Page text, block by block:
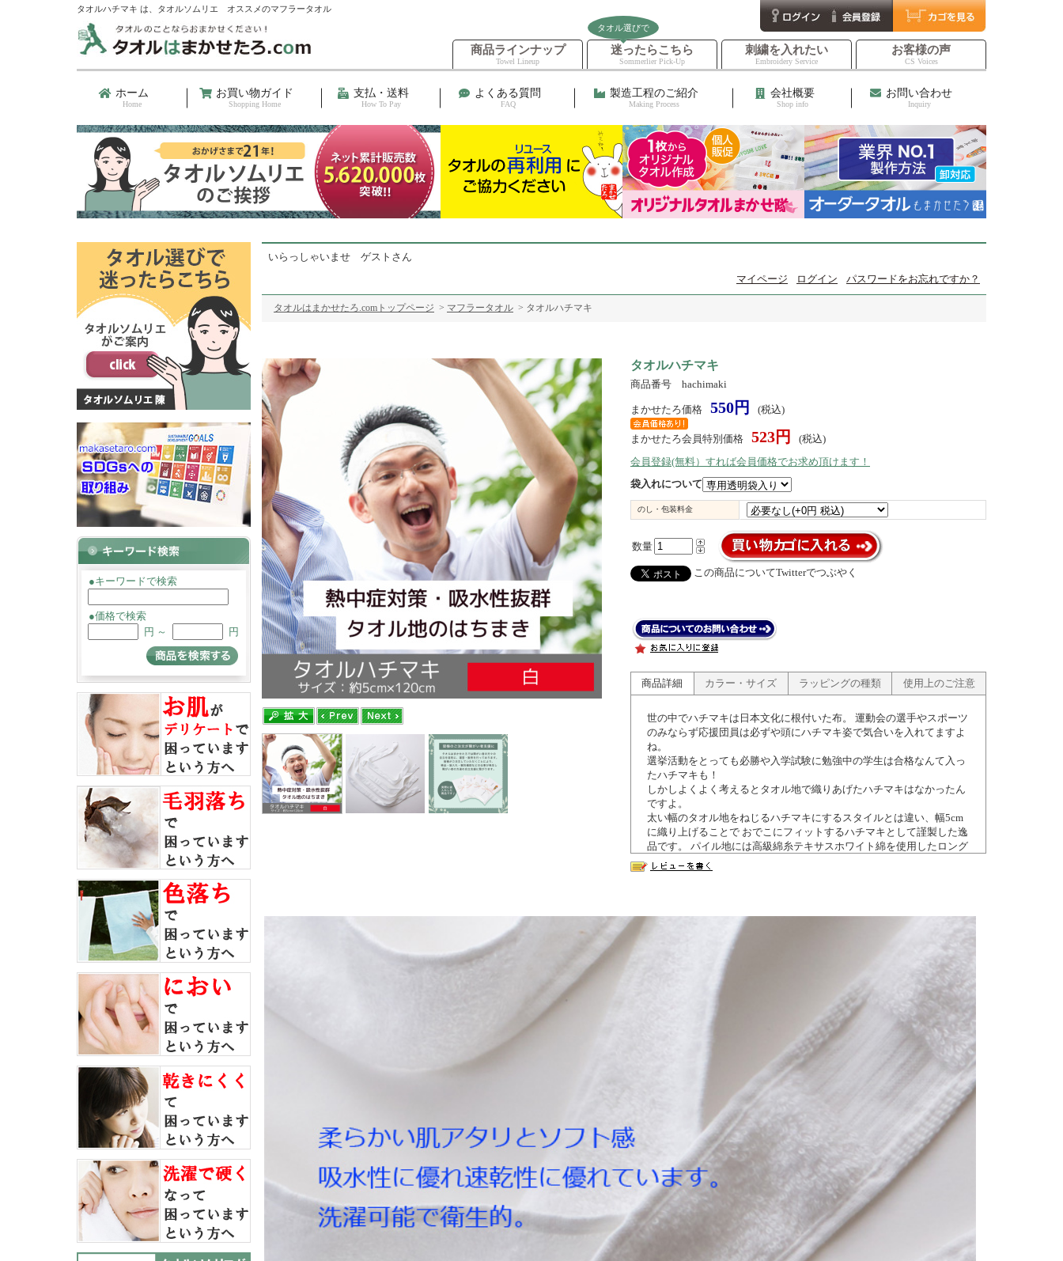
タオルハチマキ は、タオルソムリエ オススメのマフラータオル
商品ラインナップ
Towel Lineup
迷ったらこちら
Sommerlier Pick-Up
タオル選びで
刺繍を入れたい
Embroidery Service
お客様の声
CS Voices
ホーム
Home
お買い物ガイド
Shopping Home
支払・送料
How To Pay
よくある質問
FAQ
製造工程のご紹介
Making Process
会社概要
Shop info
お問い合わせ
Inquiry
●キーワードで検索
●価格で検索
円 ～
円
いらっしゃいませ ゲストさん
マイページ
ログイン パスワードをお忘れですか？
タオルはまかせたろ.comトップページ > マフラータオル > タオルハチマキ
タオルハチマキ
商品番号 hachimaki
まかせたろ価格 550円 (税込)
まかせたろ会員特別価格 523円
(税込)
会員登録(無料）すれば会員価格でお求め頂けます！
袋入れについて
のし・包装料金
数量
この商品についてTwitterでつぶやく
商品詳細 カラー・サイズ ラッピングの種類 使用上のご注意
世の中でハチマキは日本文化に根付いた布。 運動会の選手やスポーツ
のみならず応援団員は必ずや頭にハチマキ姿で気合いを入れてますよ
ね。
選挙活動をとっても必勝や入学試験に勉強中の学生は合格なんて入っ
たハチマキも！
しかしよくよく考えるとタオル地で織りあげたハチマキはなかったん
ですよ。
太い幅のタオル地をねじるハチマキにするスタイルとは違い、幅5cm
に織り上げることで おでこにフィットするハチマキとして謹製した逸
品です。 パイル地には高級綿糸テキサスホワイト綿を使用したロング
パイルの風合いで 汗を吸収し柔らかい肌触りが特徴です。
あ、今までにこのハチマキがあれば滴る汗もおでこで完全吸収できた
1枚からオリジナル刺繍もお受けしてます（別途刺繍料金発生しま
こちら